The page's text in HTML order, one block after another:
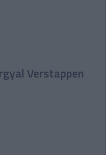
Verstappen